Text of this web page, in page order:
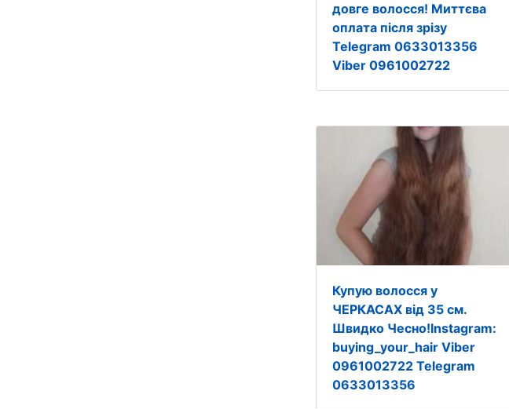
довге волосся! Миттєва
оплата після зрізу
Telegram 0633013356
Viber 0961002722
Купую волосся у
ЧЕРКАСАХ від 35 см.
Швидко Чесно!Instagram:
buying_your_hair Viber
0961002722 Telegram
0633013356